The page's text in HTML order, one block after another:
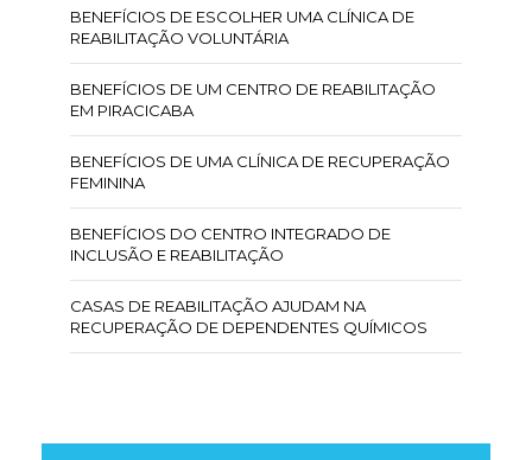
BENEFÍCIOS DE ESCOLHER UMA CLÍNICA DE
REABILITAÇÃO VOLUNTÁRIA
BENEFÍCIOS DE UM CENTRO DE REABILITAÇÃO
EM PIRACICABA
BENEFÍCIOS DE UMA CLÍNICA DE RECUPERAÇÃO
FEMININA
BENEFÍCIOS DO CENTRO INTEGRADO DE
INCLUSÃO E REABILITAÇÃO
CASAS DE REABILITAÇÃO AJUDAM NA
RECUPERAÇÃO DE DEPENDENTES QUÍMICOS